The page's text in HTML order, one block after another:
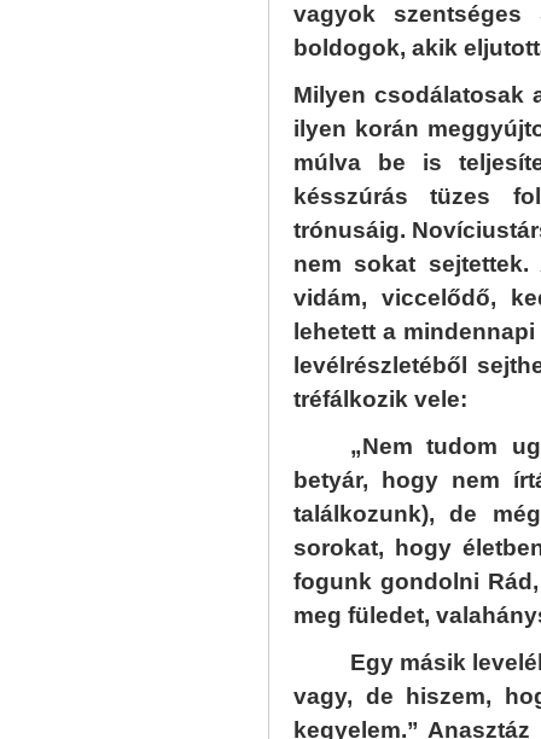
vagyok szentséges
boldogok, akik
Milyen csodálatosak
ilyen korán
múlva be is
késszúrás tüzes
trónusáig.
nem sokat sejtettek.
vidám, viccelődő,
lehetett a
levélrészletéből
tréfálkozik vele:
„Nem tudom
betyár, hogy nem
találkozunk), de
sorokat, hogy
fogunk gondolni
meg füledet,
Egy másik
vagy, de hiszem,
kegyelem.”